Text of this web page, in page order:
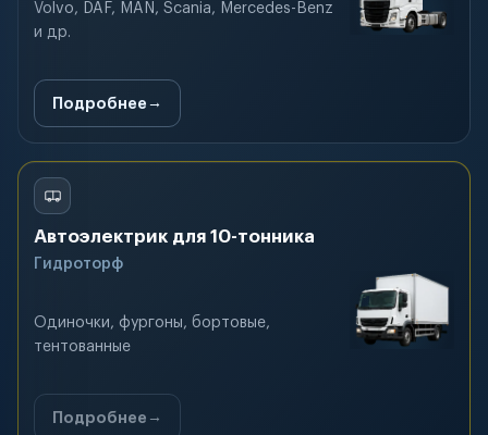
Volvo, DAF, MAN, Scania, Mercedes-Benz
и др.
Подробнее
Автоэлектрик для 10-тонника
Гидроторф
Одиночки, фургоны, бортовые,
тентованные
Подробнее